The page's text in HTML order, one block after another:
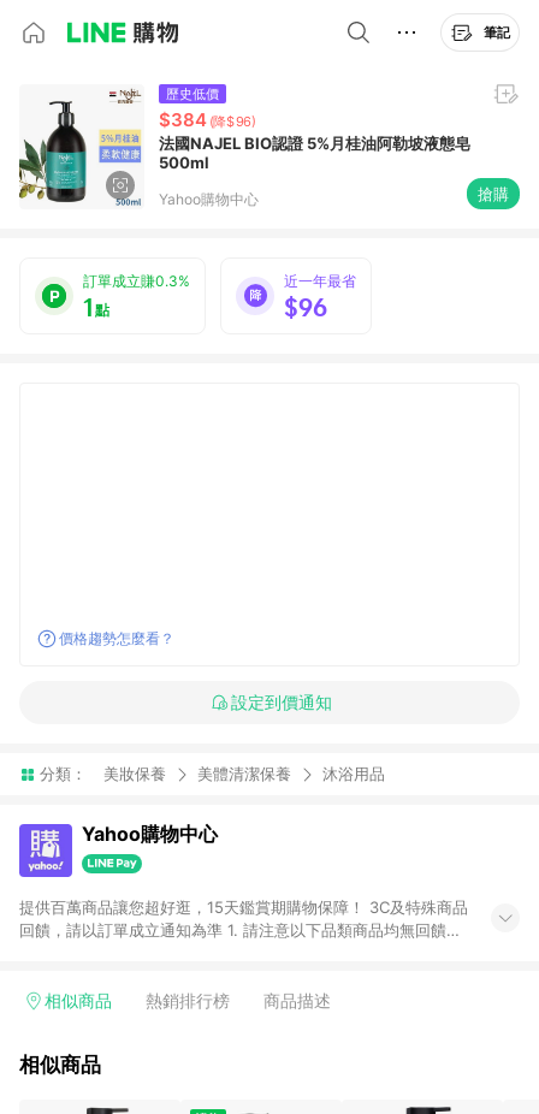
筆記
歷史低價
$384 (降$96)
法國NAJEL BIO認證 5%月桂油阿勒坡液態皂
500ml
Yahoo購物中心 搶購
訂單成立賺0.3%
1點
近一年最省
$96
價格趨勢怎麼看？
設定到價通知
分類： 美妝保養 美體清潔保養 沐浴用品
Yahoo購物中心
提供百萬商品讓您超好逛，15天鑑賞期購物保障！ 3C及特殊商品
回饋，請以訂單成立通知為準 1. 請注意以下品類商品均無回饋：
電玩/遊戲/相機/單眼/鏡頭/拍立得 [2024/6/1起適用] -內接硬
的購回饋活動享Yahoo超贈點回饋者 - 購物中心商店之商品：商
相似商品 熱銷排行榜 商品描述
相似商品